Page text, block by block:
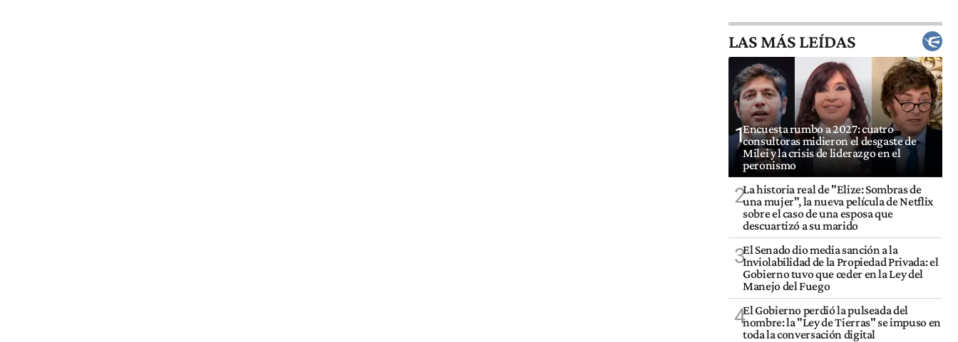
LAS MÁS LEÍDAS
1Encuesta rumbo a 2027: cuatro
consultoras midieron el desgaste de
Milei y la crisis de liderazgo en el
peronismo
2La historia real de "Elize: Sombras de
una mujer", la nueva película de Netflix
sobre el caso de una esposa que
descuartizó a su marido
3El Senado dio media sanción a la
Inviolabilidad de la Propiedad Privada: el
Gobierno tuvo que ceder en la Ley del
Manejo del Fuego
4El Gobierno perdió la pulseada del
nombre: la "Ley de Tierras" se impuso en
toda la conversación digital